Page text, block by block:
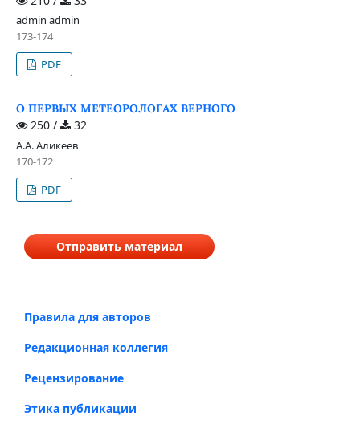
admin admin
173-174
PDF
O ПЕРВЫХ МЕТЕОРОЛОГАХ ВЕРНОГО
250 / 32
А.А. Аликеев
170-172
PDF
Отправить материал
Правила для авторов
Редакционная коллегия
Рецензирование
Этика публикации